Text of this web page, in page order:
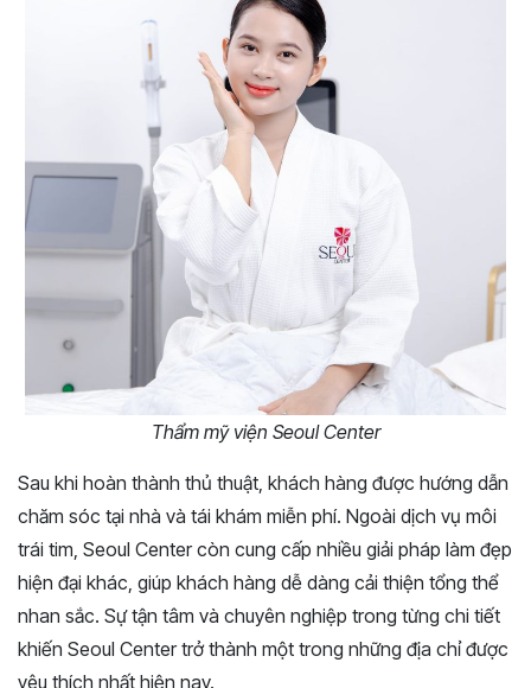
Thẩm mỹ viện Seoul Center
Sau khi hoàn thành thủ thuật, khách hàng được hướng dẫn
chăm sóc tại nhà và tái khám miễn phí. Ngoài dịch vụ môi
trái tim, Seoul Center còn cung cấp nhiều giải pháp làm đẹp
hiện đại khác, giúp khách hàng dễ dàng cải thiện tổng thể
nhan sắc. Sự tận tâm và chuyên nghiệp trong từng chi tiết
khiến Seoul Center trở thành một trong những địa chỉ được
yêu thích nhất hiện nay.